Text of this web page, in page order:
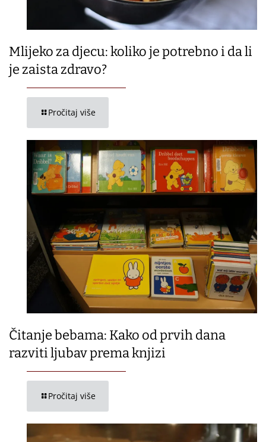
Mlijeko za djecu: koliko je potrebno i da li
je zaista zdravo?
Pročitaj više
Čitanje bebama: Kako od prvih dana
razviti ljubav prema knjizi
Pročitaj više